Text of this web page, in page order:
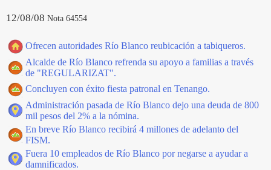
12/08/08 Nota 64554
Ofrecen autoridades Río Blanco reubicación a tabiqueros.
Alcalde de Río Blanco refrenda su apoyo a familias a través
de "REGULARIZAT".
Concluyen con éxito fiesta patronal en Tenango.
Administración pasada de Río Blanco dejo una deuda de 800
mil pesos del 2% a la nómina.
En breve Río Blanco recibirá 4 millones de adelanto del
FISM.
Fuera 10 empleados de Río Blanco por negarse a ayudar a
damnificados.